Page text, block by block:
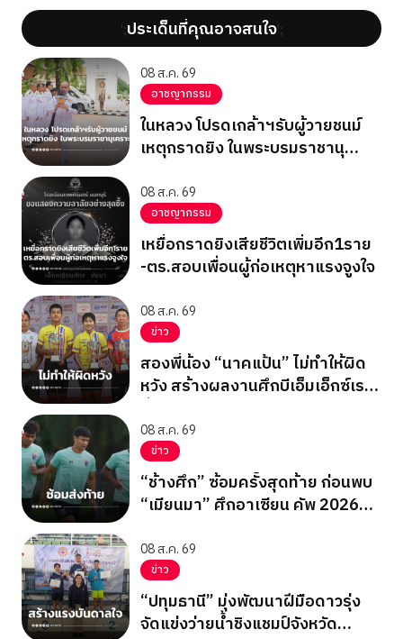
';ประเด็นที่คุณอาจสนใจ';
08 ส.ค. 69
อาชญากรรม
ในหลวง โปรดเกล้าฯรับผู้วายชนม์
เหตุกราดยิง ในพระบรมราชานุ
08 ส.ค. 69
อาชญากรรม
เหยื่อกราดยิงเสียชีวิตเพิ่มอีก1ราย
-ตร.สอบเพื่อนผู้ก่อเหตุหาแรงจูงใจ
08 ส.ค. 69
ข่าว
สองพี่น้อง “นาคแป้น” ไม่ทำให้ผิด
หวัง สร้างผลงานศึกบีเอ็มเอ็กซ์เรซ
08 ส.ค. 69
ข่าว
“ช้างศึก” ซ้อมครั้งสุดท้าย ก่อนพบ
“เมียนมา” ศึกอาเซียน คัพ 2026
08 ส.ค. 69
ข่าว
“ปทุมธานี” มุ่งพัฒนาฝีมือดาวรุ่ง
จัดแข่งว่ายน้ำชิงแชมป์จังหวัด